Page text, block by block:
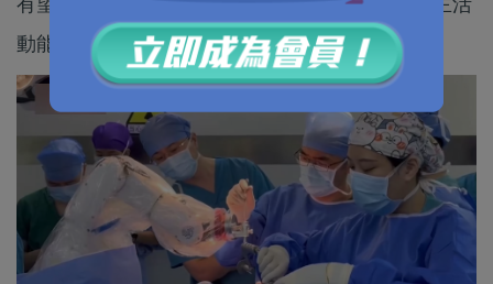
有望用「意念」控制外部設備，重新獲得部分自主活
動能力。